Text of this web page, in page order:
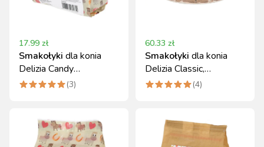
17.99 zł
Smakołyki dla konia
Delizia Candy
jabłko/cynamon 600 g
(3)
60.33 zł
Smakołyki dla konia
Delizia Classic,
wanilia/czereśnia 3 kg
(4)